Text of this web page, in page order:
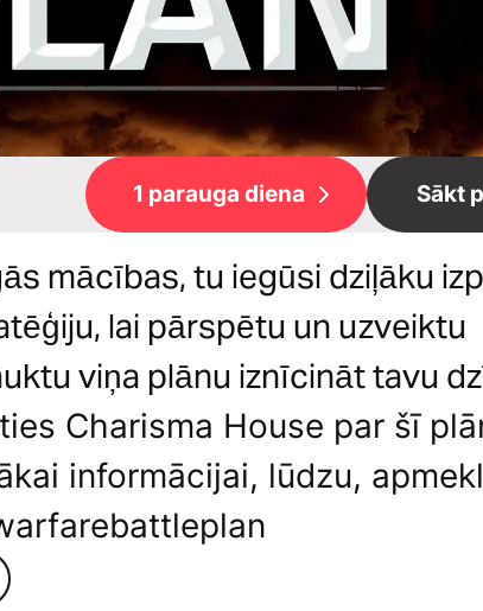
1 parauga diena Sākt
mācības, tu iegūsi dziļāku
lai pārspētu un uzveiktu
viņa plānu iznīcināt tavu
Charisma House par šī
informācijai, lūdzu,